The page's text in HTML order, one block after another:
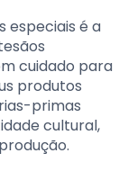
especiais é a
cuidado para
produtos
primas
cultural,